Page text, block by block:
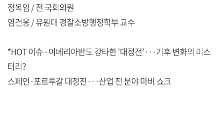
정옥임 / 전 국회의원
염건웅 / 유원대 경찰소방행정학부 교수
*HOT 이슈 - 이베리아반도 강타한 '대정전'···기후 변화의 미스
터리?
스페인·포르투갈 대정전···산업 전 분야 마비 쇼크